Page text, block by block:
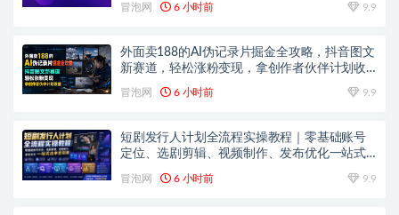
冒泡网 6 小时前 9.9
外面卖188的AI伪记录片掘金全攻略，抖音图文
新赛道，轻松涨粉变现，拿创作者伙伴计划收
冒泡网 6 小时前 9.9
短剧发行人计划全流程实操教程｜零基础账号
定位、选剧剪辑、视频制作、发布优化一站式
冒泡网 6 小时前 9.9